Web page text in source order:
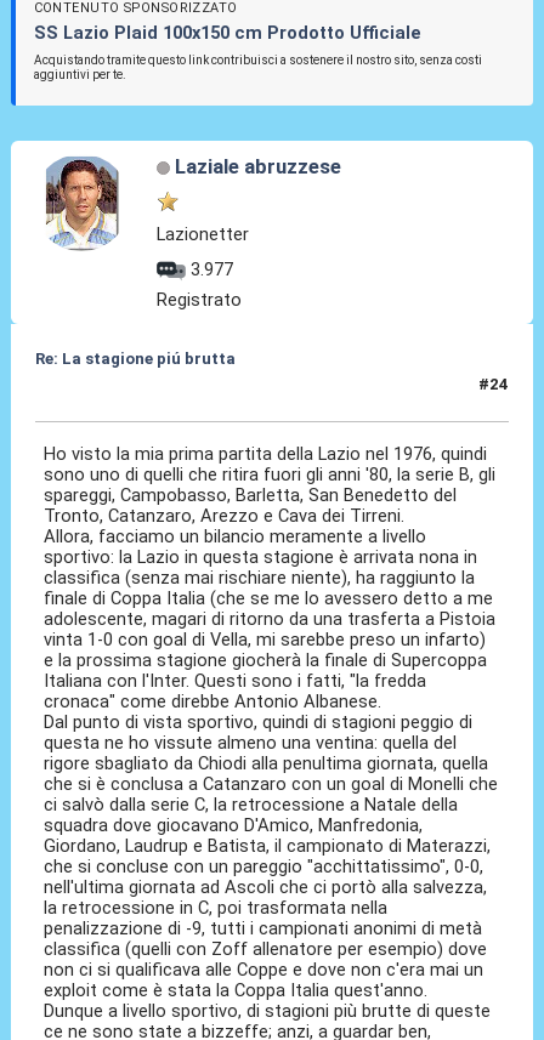
CONTENUTO SPONSORIZZATO
SS Lazio Plaid 100x150 cm Prodotto Ufficiale
Acquistando tramite questo link contribuisci a sostenere il nostro sito, senza costi
aggiuntivi per te.
Laziale abruzzese
Lazionetter
3.977
Registrato
Re: La stagione piú brutta
#24
Ho visto la mia prima partita della Lazio nel 1976, quindi
sono uno di quelli che ritira fuori gli anni '80, la serie B, gli
spareggi, Campobasso, Barletta, San Benedetto del
Tronto, Catanzaro, Arezzo e Cava dei Tirreni.
Allora, facciamo un bilancio meramente a livello
sportivo: la Lazio in questa stagione è arrivata nona in
classifica (senza mai rischiare niente), ha raggiunto la
finale di Coppa Italia (che se me lo avessero detto a me
adolescente, magari di ritorno da una trasferta a Pistoia
vinta 1-0 con goal di Vella, mi sarebbe preso un infarto)
e la prossima stagione giocherà la finale di Supercoppa
Italiana con l'Inter. Questi sono i fatti, "la fredda
cronaca" come direbbe Antonio Albanese.
Dal punto di vista sportivo, quindi di stagioni peggio di
questa ne ho vissute almeno una ventina: quella del
rigore sbagliato da Chiodi alla penultima giornata, quella
che si è conclusa a Catanzaro con un goal di Monelli che
ci salvò dalla serie C, la retrocessione a Natale della
squadra dove giocavano D'Amico, Manfredonia,
Giordano, Laudrup e Batista, il campionato di Materazzi,
che si concluse con un pareggio "acchittatissimo", 0-0,
nell'ultima giornata ad Ascoli che ci portò alla salvezza,
la retrocessione in C, poi trasformata nella
penalizzazione di -9, tutti i campionati anonimi di metà
classifica (quelli con Zoff allenatore per esempio) dove
non ci si qualificava alle Coppe e dove non c'era mai un
exploit come è stata la Coppa Italia quest'anno.
Dunque a livello sportivo, di stagioni più brutte di queste
ce ne sono state a bizzeffe; anzi, a guardar ben,